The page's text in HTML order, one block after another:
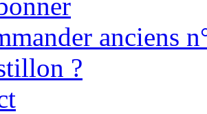
anciens
?